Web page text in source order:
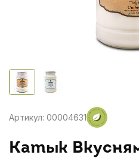
Артикул: 00004631
Катык